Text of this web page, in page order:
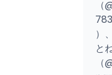
（
）
と